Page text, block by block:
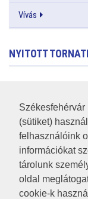
(sütiket)
felhasználóink
információkat
tárolunk
oldal
cookie-k
Vívás
NYITOTT
RSS
A HONLAP
JOGI NYILATKOZAT
IMPRESSZUM